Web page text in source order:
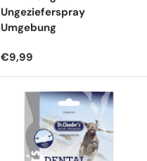
Ungezieferspray
Umgebung
Normaler Preis
€9,99